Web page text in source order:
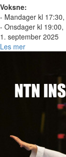
Voksne:
- Mandager kl 17:30,
- Onsdager kl 19:00,
1. september 2025
Les mer